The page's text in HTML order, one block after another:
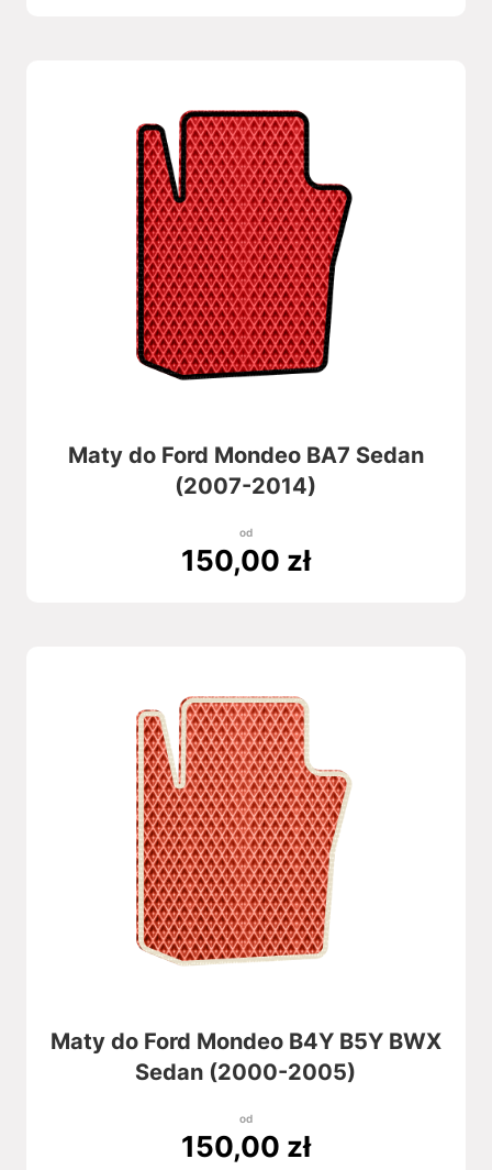
Maty do Ford Mondeo BA7 Sedan
(2007-2014)
od
150,00 zł
Maty do Ford Mondeo B4Y B5Y BWX
Sedan (2000-2005)
od
150,00 zł